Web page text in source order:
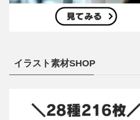
イラスト素材SHOP